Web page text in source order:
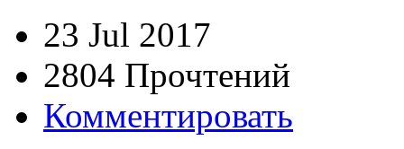
23 Jul 2017
2804 Прочтений
Комментировать